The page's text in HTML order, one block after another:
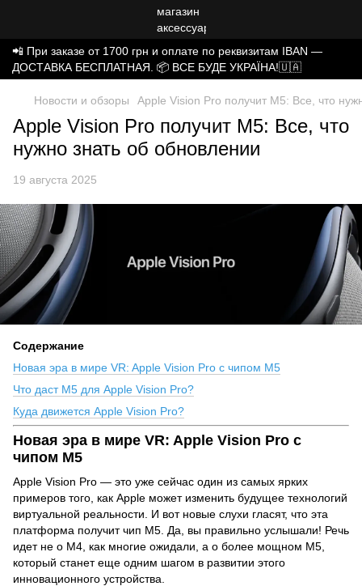
📲 При заказе от 1700 грн и оплате по реквизитам IBAN —
ДОСТАВКА БЕСПЛАТНАЯ. 📦 ВСЕ БУДЕ УКРАЇНА!🇺🇦
Новости и обзоры Apple Vision Pro получит M5: Все, что
Apple Vision Pro получит M5: Все, что
нужно знать об обновлении
19 августа 2025
Содержание
Новая эра в мире VR: Apple Vision Pro с чипом M5
Что даст M5 для Apple Vision Pro?
Куда движется Apple Vision Pro?
Новая эра в мире VR: Apple Vision Pro с
чипом M5
Apple Vision Pro — это уже сейчас один из самых ярких
примеров того, как Apple может изменить будущее технологий
виртуальной реальности. И вот новые слухи гласят, что эта
платформа получит чип M5. Да, вы правильно услышали! Речь
идет не о M4, как многие ожидали, а о более мощном M5,
который станет еще одним шагом в развитии этого
инновационного устройства.